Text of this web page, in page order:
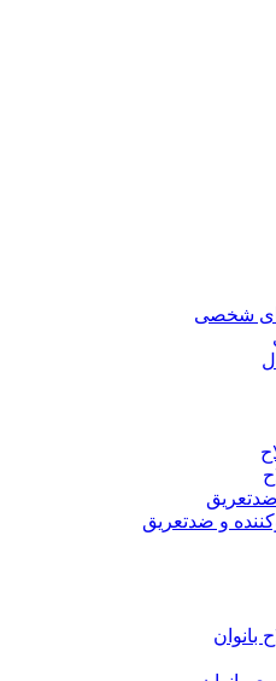
شخصی
و ضدتعریق
بانوان